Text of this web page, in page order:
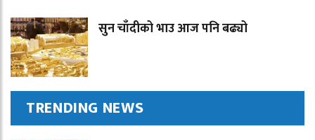
सुन चाँदीको भाउ आज पनि बढ्यो
TRENDING NEWS